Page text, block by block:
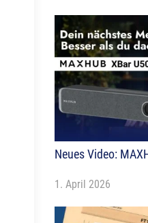
Neues Video:
1. April 2026